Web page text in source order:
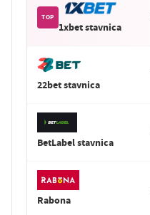
TOP
1xbet stavnica
22bet stavnica
BetLabel stavnica
Rabona